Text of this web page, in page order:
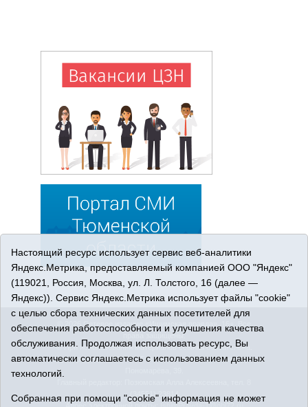
© 2026 Сетевое издание «Ишимская правда». 16+. Все
права защищены.
© При использовании материалов ссылка обязательна.
Адрес редакции: 627750 Тюменская область, г. Ишим, ул.
(34551) 23814
Настоящий ресурс использует сервис веб-аналитики
Яндекс.Метрика, предоставляемый компанией ООО "Яндекс"
(119021, Россия, Москва, ул. Л. Толстого, 16 (далее —
Яндекс)). Сервис Яндекс.Метрика использует файлы "cookie"
с целью сбора технических данных посетителей для
обеспечения работоспособности и улучшения качества
обслуживания. Продолжая использовать ресурс, Вы
автоматически соглашаетесь с использованием данных
технологий.
Собранная при помощи "cookie" информация не может